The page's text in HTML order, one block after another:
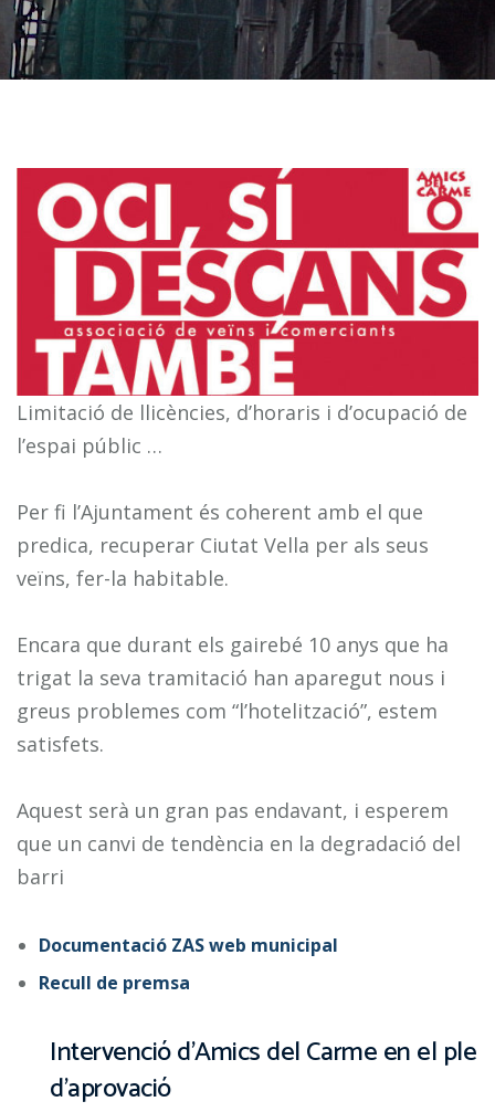
Limitació de llicències, d’horaris i d’ocupació de
l’espai públic …
Per fi l’Ajuntament és coherent amb el que
predica, recuperar Ciutat Vella per als seus
veïns, fer-la habitable.
Encara que durant els gairebé 10 anys que ha
trigat la seva tramitació han aparegut nous i
greus problemes com “l’hotelització”, estem
satisfets.
Aquest serà un gran pas endavant, i esperem
que un canvi de tendència en la degradació del
barri
Documentació ZAS web municipal
Recull de premsa
Intervenció d’Amics del Carme en el ple
d’aprovació